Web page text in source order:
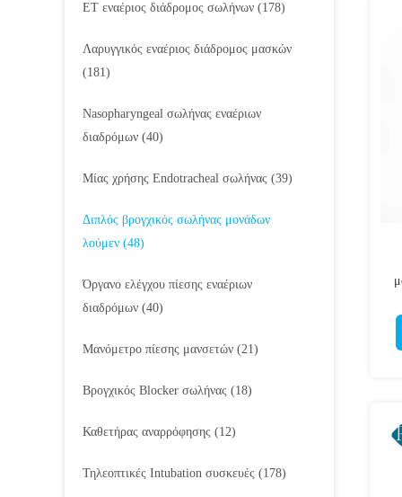
ET εναέριος διάδρομος σωλήνων (178)
Λαρυγγικός εναέριος διάδρομος μασκών
(181)
Nasopharyngeal σωλήνας εναέριων
διαδρόμων (40)
Μίας χρήσης Endotracheal σωλήνας (39)
Διπλός βρογχικός σωλήνας μονάδων
λούμεν (48)
Όργανο ελέγχου πίεσης εναέριων
διαδρόμων (40)
Μανόμετρο πίεσης μανσετών (21)
Βρογχικός Blocker σωλήνας (18)
Καθετήρας αναρρόφησης (12)
Τηλεοπτικές Intubation συσκευές (178)